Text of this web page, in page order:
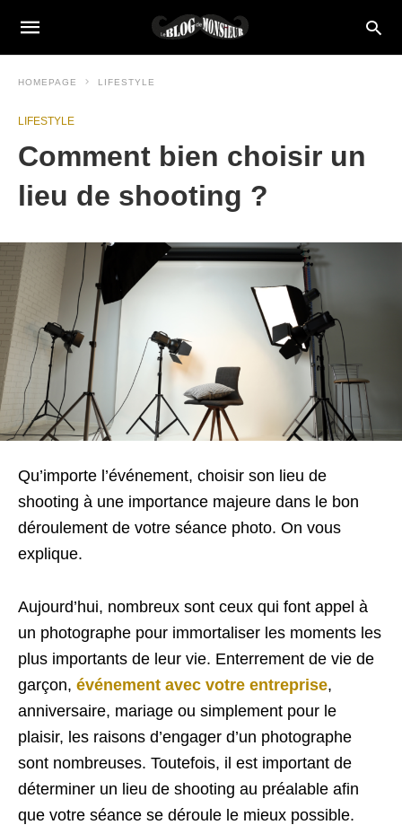
HOMEPAGE LIFESTYLE
LIFESTYLE
Comment bien choisir un
lieu de shooting ?
Qu’importe l’événement, choisir son lieu de
shooting à une importance majeure dans le bon
déroulement de votre séance photo. On vous
explique.
Aujourd’hui, nombreux sont ceux qui font appel à
un photographe pour immortaliser les moments les
plus importants de leur vie. Enterrement de vie de
garçon, événement avec votre entreprise,
anniversaire, mariage ou simplement pour le
plaisir, les raisons d’engager d’un photographe
sont nombreuses. Toutefois, il est important de
déterminer un lieu de shooting au préalable afin
que votre séance se déroule le mieux possible.